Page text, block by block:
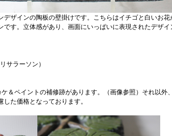
デザインの陶板の壁掛けです。こちらはイチゴと白いお
です。立体感があり、画面にいっぱいに表現されたデザイ
ラーソン）
＆ペイントの補修跡があります。（画像参照）それ以外
た価格となっております。